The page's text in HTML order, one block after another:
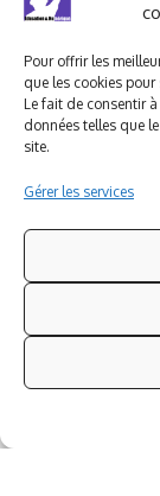
Pour offrir les
que les cookies
Le fait de consentir
données telles que
site.
Gérer les services
PARTENAIRES